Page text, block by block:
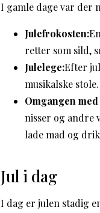
I gamle dage var der
Julefrokosten:
retter som sild,
Julelege:Efter
musikalske stole.
Omgangen
nisser og andre
lade mad og
Jul i dag
I dag er julen stadig